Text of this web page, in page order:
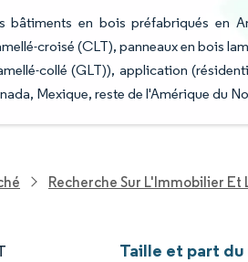
bâtiments en bois préfabriqués en
croisé (CLT), panneaux en bois
collé (GLT)), application
Mexique, reste de l'Amérique du
Recherche Sur L'Immobilier Et
Taille et part du